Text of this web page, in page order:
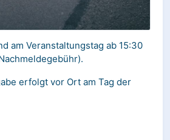
am Veranstaltungstag ab 15:30
erfolgt vor Ort am Tag der